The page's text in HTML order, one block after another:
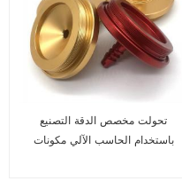
تحولت مخصص الدقة التصنيع
باستخدام الحاسب الآلي مكونات